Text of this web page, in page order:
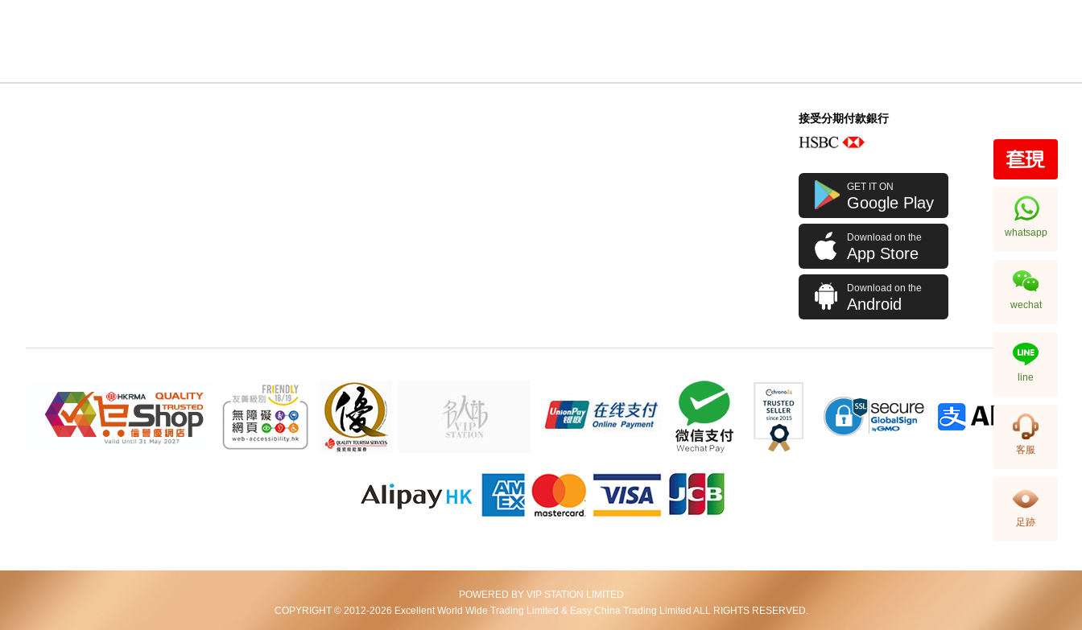
Hermes 愛馬仕 手袋 Evelyne 29
89 斜挎包 伊芙琳包 黑色
32,800.00
接受分期付款銀行
GET IT ON
Google Play
Download on the
App Store
Download on the
Android
POWERED BY VIP STATION LIMITED
COPYRIGHT © 2012-2026 Excellent World Wide Trading Limited & Easy China Trading Limited ALL RIGHTS RESERVED.
whatsapp
wechat
line
客服
足跡